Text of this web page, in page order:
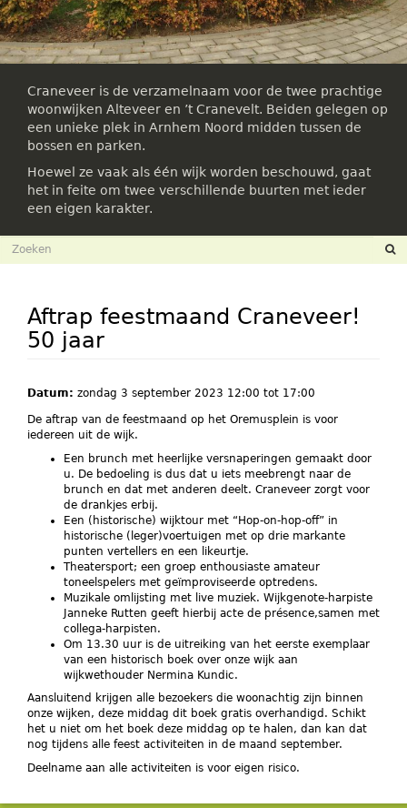
Craneveer is de verzamelnaam voor de twee prachtige
woonwijken Alteveer en ’t Cranevelt. Beiden gelegen op
een unieke plek in Arnhem Noord midden tussen de
bossen en parken.
Hoewel ze vaak als één wijk worden beschouwd, gaat
het in feite om twee verschillende buurten met ieder
een eigen karakter.
Zoekveld
Aftrap feestmaand Craneveer!
50 jaar
Datum: zondag 3 september 2023 12:00 tot 17:00
De aftrap van de feestmaand op het Oremusplein is voor
iedereen uit de wijk.
Een brunch met heerlijke versnaperingen gemaakt door
u. De bedoeling is dus dat u iets meebrengt naar de
brunch en dat met anderen deelt. Craneveer zorgt voor
de drankjes erbij.
Een (historische) wijktour met “Hop-on-hop-off” in
historische (leger)voertuigen met op drie markante
punten vertellers en een likeurtje.
Theatersport; een groep enthousiaste amateur
toneelspelers met geïmproviseerde optredens.
Muzikale omlijsting met live muziek. Wijkgenote-harpiste
Janneke Rutten geeft hierbij acte de présence,samen met
collega-harpisten.
Om 13.30 uur is de uitreiking van het eerste exemplaar
van een historisch boek over onze wijk aan
wijkwethouder Nermina Kundic.
Aansluitend krijgen alle bezoekers die woonachtig zijn binnen
onze wijken, deze middag dit boek gratis overhandigd. Schikt
het u niet om het boek deze middag op te halen, dan kan dat
nog tijdens alle feest activiteiten in de maand september.
Deelname aan alle activiteiten is voor eigen risico.